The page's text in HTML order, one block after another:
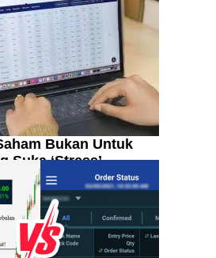
Bukan Untuk
Suka ‘Stress’